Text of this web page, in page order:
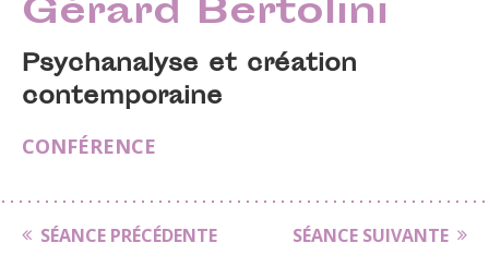
Gérard Bertolini
Psychanalyse et création
contemporaine
CONFÉRENCE
SÉANCE PRÉCÉDENTE SÉANCE SUIVANTE